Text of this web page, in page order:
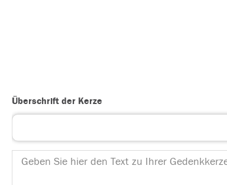
Überschrift der Kerze